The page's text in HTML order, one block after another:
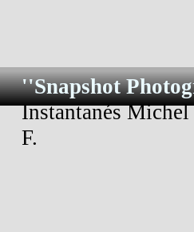
''Snapshot
Instantanés
F.